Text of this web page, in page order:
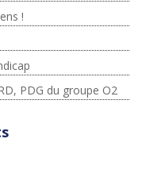
!
PDG du groupe O2